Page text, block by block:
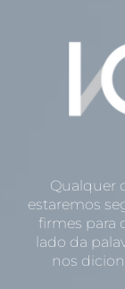
Qualquer
estaremos
firmes para
lado da
nos